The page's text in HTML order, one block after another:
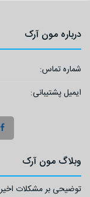
درباره مون آرک
شماره تماس:
ایمیل پشتیبانی:
وبلاگ مون آرک
توضیحی بر مشکلات اخیر